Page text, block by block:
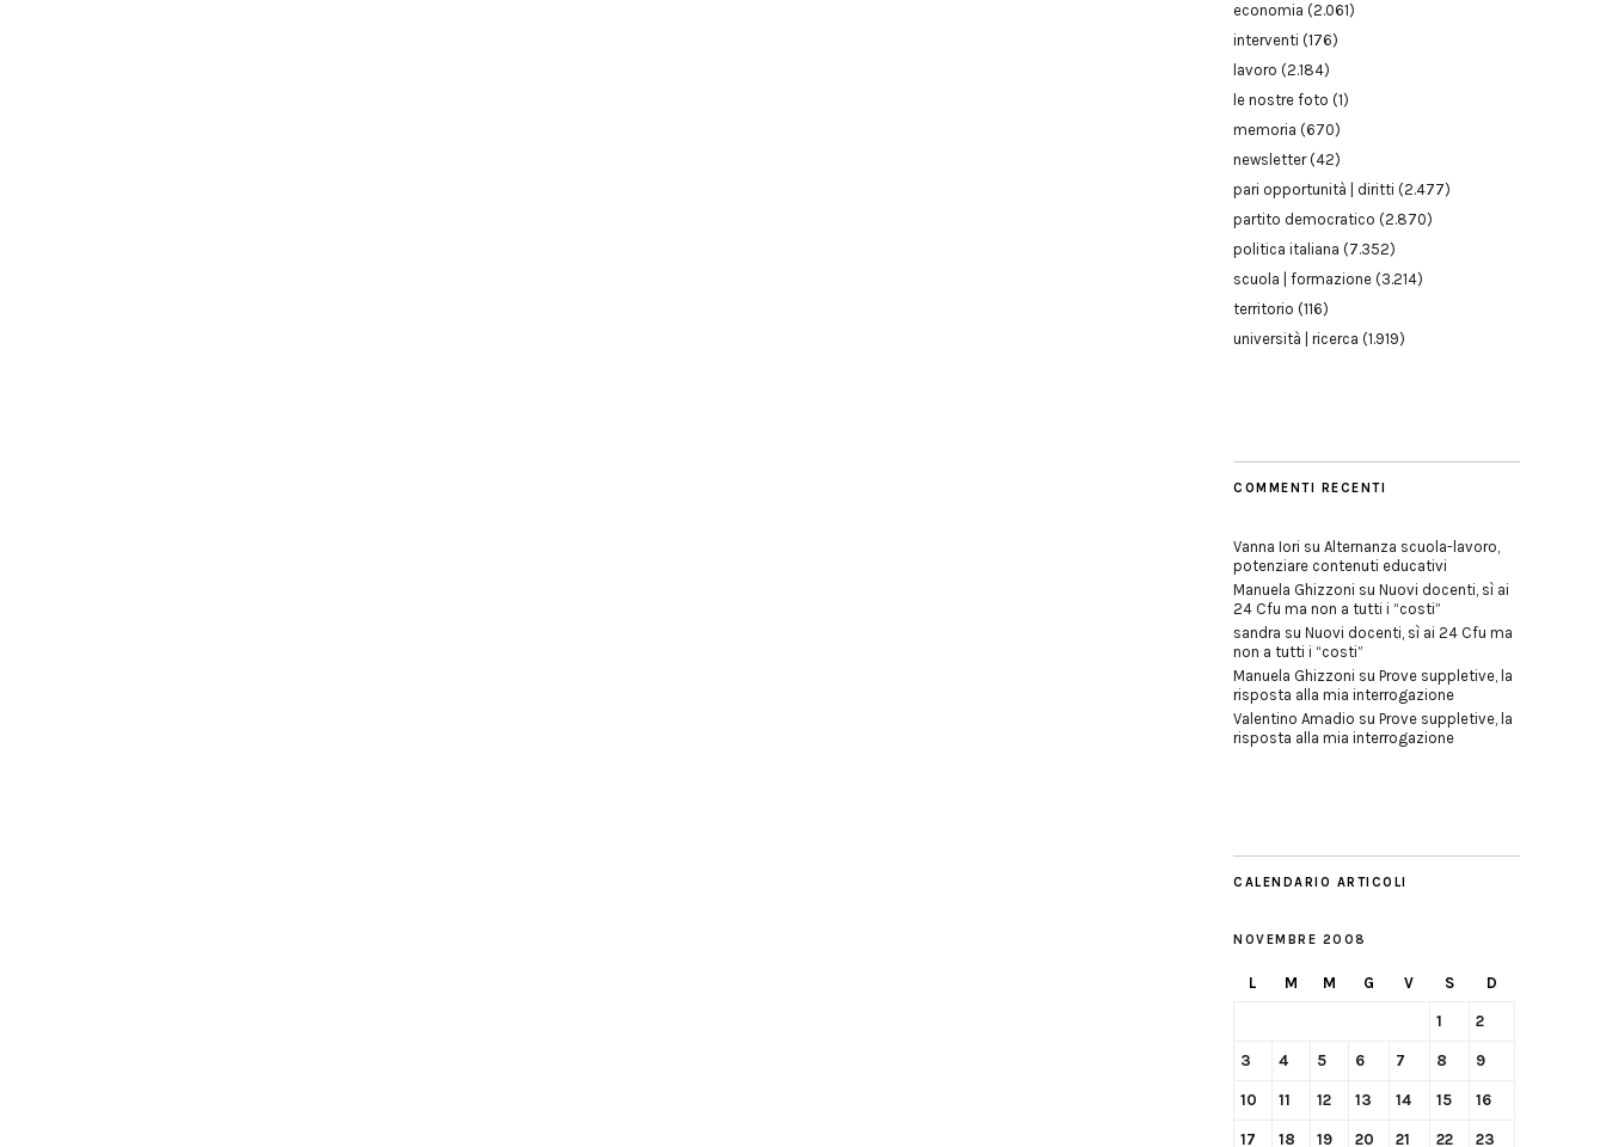
economia (2.061)
interventi (176)
lavoro (2.184)
le nostre foto (1)
memoria (670)
newsletter(42)
pari opportunità | diritti (2.477)
partito democratico (2.870)
politica italiana (7.352)
scuola | formazione (3.214)
territorio (116)
università | ricerca (1.919)
COMMENTI RECENTI
Vanna Iori su Alternanza scuola-lavoro,
potenziare contenuti educativi
Manuela Ghizzoni su Nuovi docenti, sì ai
24 Cfu ma non a tutti i “costi”
sandra su Nuovi docenti, sì ai 24 Cfu ma
non a tutti i “costi”
Manuela Ghizzoni su Prove suppletive, la
risposta alla mia interrogazione
Valentino Amadio su Prove suppletive, la
risposta alla mia interrogazione
CALENDARIO ARTICOLI
NOVEMBRE 2008
L M M G V S D
1 2
3 4 5 6 7 8 9
10 11 12 13 14 15 16
17 18 19 20 21 22 23